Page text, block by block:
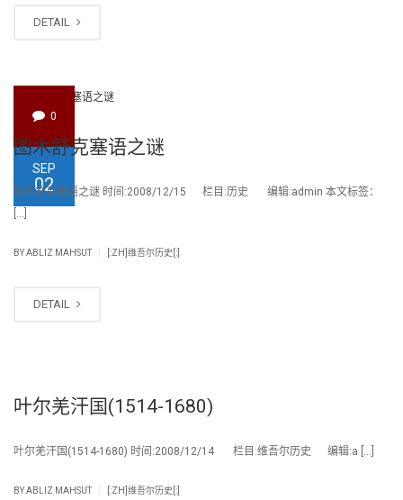
DETAIL
0
SEP
02
图木舒克塞语之谜
图木舒克塞语之谜 时间:2008/12/15 栏目:历史 编辑:admin 本文标签：
[…]
BYABLIZ MAHSUT [:ZH]维吾尔历史[:]
DETAIL
叶尔羌汗国(1514-1680)
叶尔羌汗国(1514-1680) 时间:2008/12/14 栏目:维吾尔历史 编辑:a […]
BYABLIZ MAHSUT [:ZH]维吾尔历史[:]